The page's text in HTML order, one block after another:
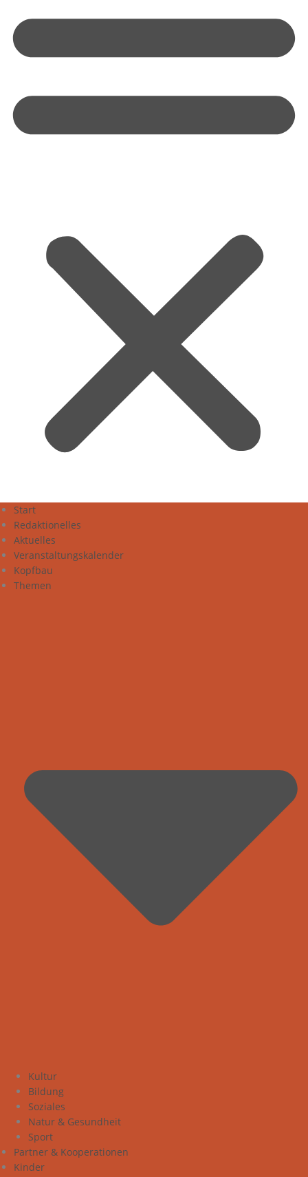
Start
Redaktionelles
Aktuelles
Veranstaltungskalender
Kopfbau
Themen
Kultur
Bildung
Soziales
Natur & Gesundheit
Sport
Partner & Kooperationen
Kinder